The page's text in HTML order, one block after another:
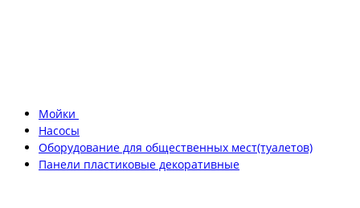
Мойки
Насосы
Оборудование для общественных мест(туалетов)
Панели пластиковые декоративные